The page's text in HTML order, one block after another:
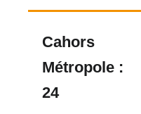
Cahors
Métropole :
24